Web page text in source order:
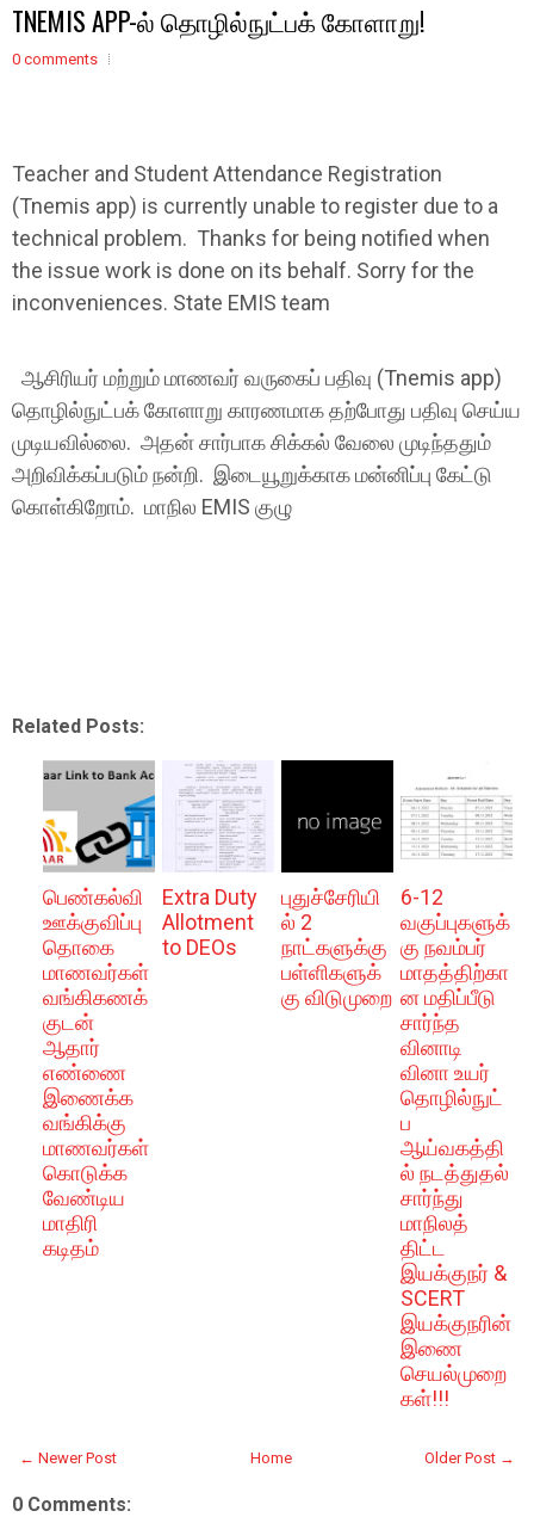
TNEMIS APP-ல் தொழில்நுட்பக் கோளாறு!
0 comments
Teacher and Student Attendance Registration
(Tnemis app) is currently unable to register due to a
technical problem. Thanks for being notified when
the issue work is done on its behalf. Sorry for the
inconveniences. State EMIS team
ஆசிரியர் மற்றும் மாணவர் வருகைப் பதிவு (Tnemis app)
தொழில்நுட்பக் கோளாறு காரணமாக தற்போது பதிவு செய்ய
முடியவில்லை. அதன் சார்பாக சிக்கல் வேலை முடிந்ததும்
அறிவிக்கப்படும் நன்றி. இடையூறுக்காக மன்னிப்பு கேட்டு
கொள்கிறோம். மாநில EMIS குழு
Related Posts:
பெண்கல்வி
ஊக்குவிப்பு
தொகை
மாணவர்கள்
வங்கிகணக்
குடன்
ஆதார்
எண்ணை
இணைக்க
வங்கிக்கு
மாணவர்கள்
கொடுக்க
வேண்டிய
மாதிரி
கடிதம்
Extra Duty
Allotment
to DEOs
புதுச்சேரியி
ல் 2
நாட்களுக்கு
பள்ளிகளுக்
கு விடுமுறை
6-12
வகுப்புகளுக்
கு நவம்பர்
மாதத்திற்கா
ன மதிப்பீடு
சார்ந்த
வினாடி
வினா உயர்
தொழில்நுட்
ப
ஆய்வகத்தி
ல் நடத்துதல்
சார்ந்து
மாநிலத்
திட்ட
இயக்குநர் &
SCERT
இயக்குநரின்
இணை
செயல்முறை
கள்!!!
← Newer Post Older Post →
Home
0 Comments: